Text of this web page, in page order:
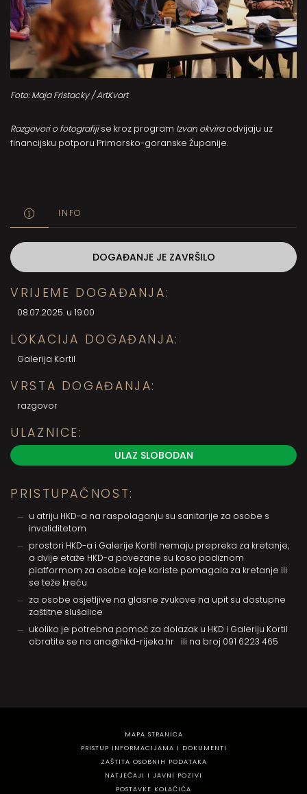
Foto: Maja Fristacky / ArtKvart
Razgovori o fotografijise kroz program Izvan okviraodvijaju uz
financijsku potporu Primorsko-goranske Županije.
INFO
DOGAĐANJE JE ZAVRŠILO
VRIJEME DOGAĐANJA:
08.07.2025. u 19:00
LOKACIJA DOGAĐANJA:
Galerija Kortil
VRSTA DOGAĐANJA:
razgovor
ULAZNICE:
ULAZ SLOBODAN
PRISTUPAČNOST:
u atriju HKD-a na raspolaganju su sanitarije za osobe s
invaliditetom
prostori HKD-a i Galerije Kortil nemaju prepreka za kretanje,
a dvije etaže HKD-a povezane su koso podiznom
platformom za osobe koje koriste pomagala za kretanje ili
se teže kreću
za osobe osjetljive na glasne zvukove na upit su dostupne
zaštitne slušalice
ukoliko je potrebna pomoć za dolazak u HKD i Galeriju Kortil
obratite se na ana@hkd-rijeka.hr ili na broj 091 6223 465
MAPA STRANICA
PRISTUP INFORMACIJAMA I DOKUMENTI
ZAŠTITA OSOBNIH PODATAKA
NATJEČAJI I JAVNI POZIVI
POSTAVKE KOLAČIĆA